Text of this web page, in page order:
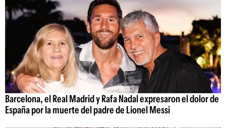
Barcelona, el Real Madrid y Rafa Nadal expresaron el dolor de
España por la muerte del padre de Lionel Messi